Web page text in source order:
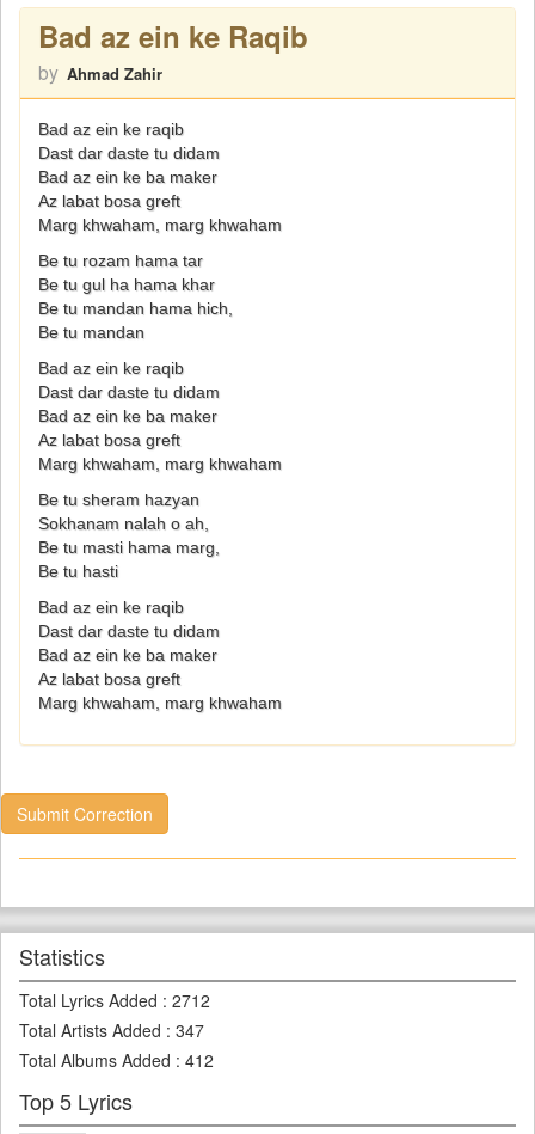
Bad az ein ke Raqib
by Ahmad Zahir
Bad az ein ke raqib
Dast dar daste tu didam
Bad az ein ke ba maker
Az labat bosa greft
Marg khwaham, marg khwaham
Be tu rozam hama tar
Be tu gul ha hama khar
Be tu mandan hama hich,
Be tu mandan
Bad az ein ke raqib
Dast dar daste tu didam
Bad az ein ke ba maker
Az labat bosa greft
Marg khwaham, marg khwaham
Be tu sheram hazyan
Sokhanam nalah o ah,
Be tu masti hama marg,
Be tu hasti
Bad az ein ke raqib
Dast dar daste tu didam
Bad az ein ke ba maker
Az labat bosa greft
Marg khwaham, marg khwaham
Submit Correction
Statistics
Total Lyrics Added : 2712
Total Artists Added : 347
Total Albums Added : 412
Top 5 Lyrics